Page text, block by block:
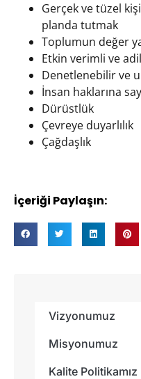
Gerçek ve tüzel
planda tutmak
Toplumun değer
Etkin verimli ve
Denetlenebilir ve
İnsan haklarına
Dürüstlük
Çevreye duyarlılık
Çağdaşlık
İçeriği Paylaşın:
Vizyonumuz
Misyonumuz
Kalite Politikamız